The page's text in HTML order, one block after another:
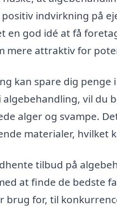
positiv indvirkning på
en god idé at få
mere attraktiv for
kan spare dig
vil du
alger og svampe.
materialer, hvilket
tilbud på
at finde de bedste
brug for, til